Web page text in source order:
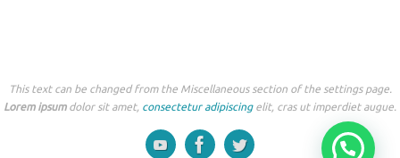
This text can be changed from the Miscellaneous section of the settings page.
Lorem ipsumdolor sit amet, consectetur adipiscingelit, cras ut imperdiet augue.